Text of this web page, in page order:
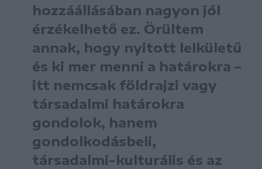
hozzáállásában nagyon jól
érzékelhető ez. Örültem
annak, hogy nyitott lelkületű
és ki mer menni a határokra –
itt nemcsak földrajzi vagy
társadalmi határokra
gondolok, hanem
gondolkodásbeli,
társadalmi-kulturális és az